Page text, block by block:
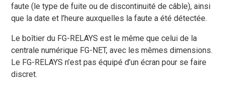
faute (le type de fuite ou de discontinuité de câble), ainsi
que la date et l’heure auxquelles la faute a été détectée.
Le boîtier du FG-RELAYS est le même que celui de la
centrale numérique FG-NET, avec les mêmes dimensions.
Le FG-RELAYS n’est pas équipé d’un écran pour se faire
discret.